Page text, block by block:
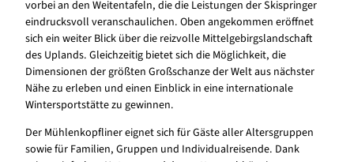
vorbei an den Weitentafeln, die die Leistungen der Skispringer
eindrucksvoll veranschaulichen. Oben angekommen eröffnet
sich ein weiter Blick über die reizvolle Mittelgebirgslandschaft
des Uplands. Gleichzeitig bietet sich die Möglichkeit, die
Dimensionen der größten Großschanze der Welt aus nächster
Nähe zu erleben und einen Einblick in eine internationale
Wintersportstätte zu gewinnen.
Der Mühlenkopfliner eignet sich für Gäste aller Altersgruppen
sowie für Familien, Gruppen und Individualreisende. Dank